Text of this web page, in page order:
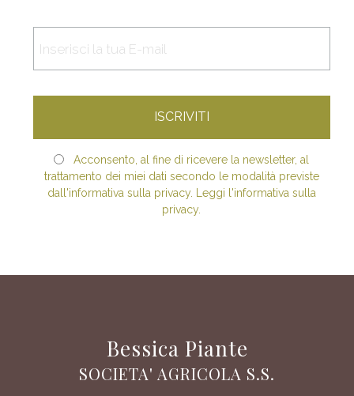
Acconsento, al fine di ricevere la newsletter, al
trattamento dei miei dati secondo le modalità previste
dall'informativa sulla privacy. Leggi l'informativa sulla
privacy.
Bessica Piante
SOCIETA' AGRICOLA S.S.